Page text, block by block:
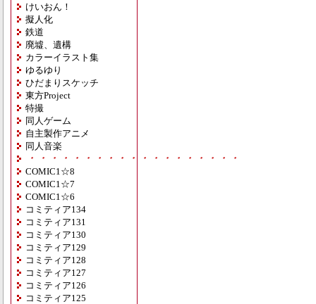
けいおん！
擬人化
鉄道
廃墟、遺構
カラーイラスト集
ゆるゆり
ひだまりスケッチ
東方Project
特撮
同人ゲーム
自主製作アニメ
同人音楽
・・・・・・・・・・・・・・・・・・・
COMIC1☆8
COMIC1☆7
COMIC1☆6
コミティア134
コミティア131
コミティア130
コミティア129
コミティア128
コミティア127
コミティア126
コミティア125